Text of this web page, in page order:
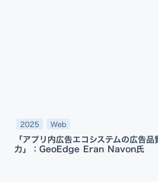
2025 Web
「アプリ内広告エコシステムの広告
力」：GeoEdge Eran Navon氏